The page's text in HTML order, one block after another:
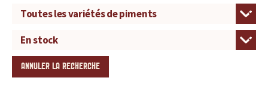
ANNULER LA RECHERCHE